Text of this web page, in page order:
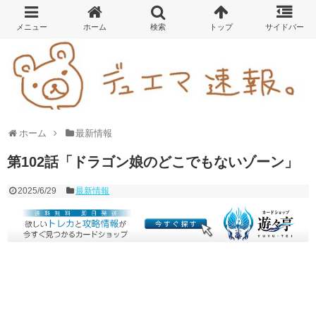
ホーム 最新情報
第102話「ドラゴン娘のどこでもないゾーン」
2025/6/29 最新情報